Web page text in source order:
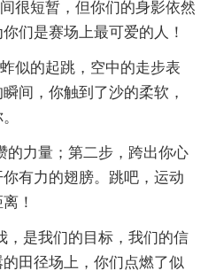
很短暂，但你们的身影依然
们是赛场上最可爱的人！
似的起跳，空中的走步表
间，你触到了沙的柔软，
的力量；第二步，跨出你心
有力的翅膀。跳吧，运动
！
，是我们的目标，我们的信
田径场上，你们点燃了似